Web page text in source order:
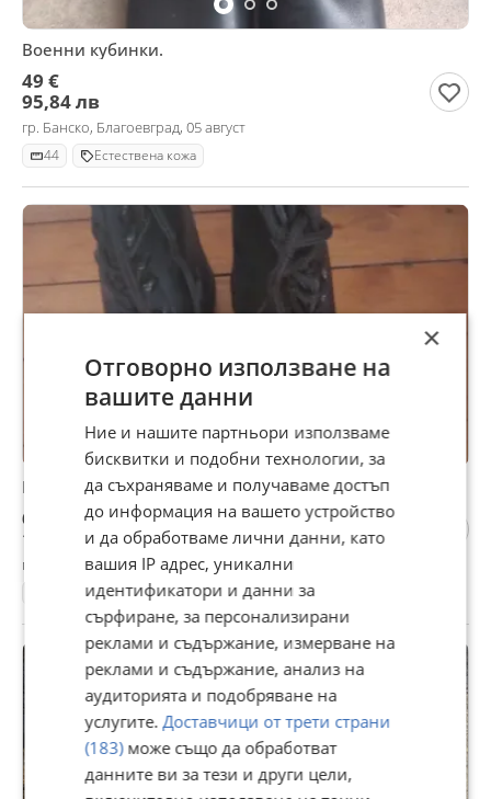
Военни кубинки.
49 €
95,84 лв
гр. Банско, Благоевград, 05 август
44 Естествена кожа
Военни кубинки.
66 €
129,08 лв
гр. Банско, Благоевград, 05 август
Естествена кожа
×
Отговорно използване на
вашите данни
Ние и нашите партньори използваме
бисквитки и подобни технологии, за
да съхраняваме и получаваме достъп
до информация на вашето устройство
и да обработваме лични данни, като
вашия IP адрес, уникални
идентификатори и данни за
сърфиране, за персонализирани
реклами и съдържание, измерване на
реклами и съдържание, анализ на
аудиторията и подобряване на
услугите.Доставчици от трети страни
(183)може също да обработват
данните ви за тези и други цели,